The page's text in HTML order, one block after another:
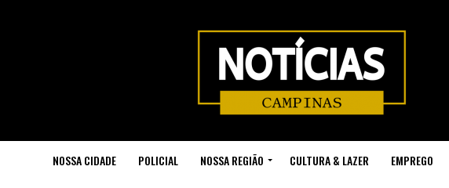
NOSSA CIDADE POLICIAL NOSSA REGIÃO CULTURA & LAZER EMPREGO